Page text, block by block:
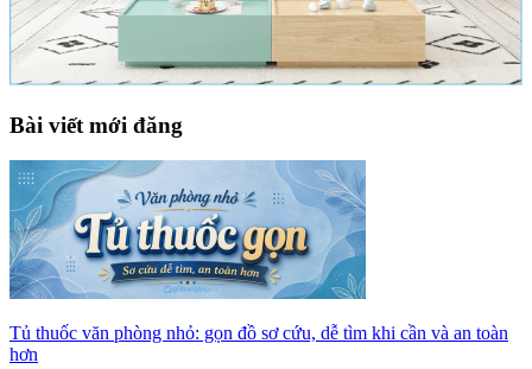
Bài viết mới đăng
Tủ thuốc văn phòng nhỏ: gọn đồ sơ cứu, dễ tìm khi cần và an toàn
hơn